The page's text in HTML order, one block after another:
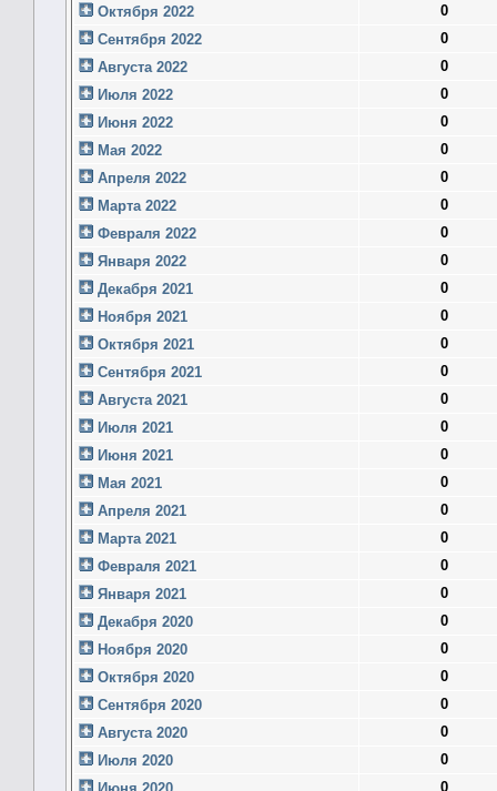
Октября 2022
0
Сентября 2022
0
Августа 2022
0
Июля 2022
0
Июня 2022
0
Мая 2022
0
Апреля 2022
0
Марта 2022
0
Февраля 2022
0
Января 2022
0
Декабря 2021
0
Ноября 2021
0
Октября 2021
0
Сентября 2021
0
Августа 2021
0
Июля 2021
0
Июня 2021
0
Мая 2021
0
Апреля 2021
0
Марта 2021
0
Февраля 2021
0
Января 2021
0
Декабря 2020
0
Ноября 2020
0
Октября 2020
0
Сентября 2020
0
Августа 2020
0
Июля 2020
0
0